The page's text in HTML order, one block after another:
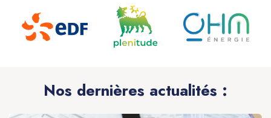
Nos dernières actualités :